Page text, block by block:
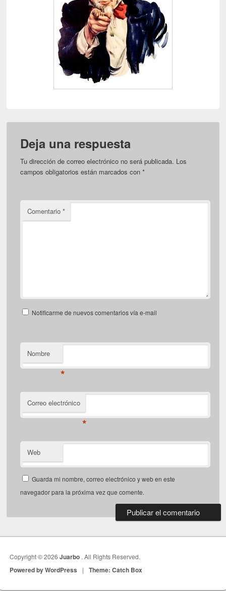
Deja una respuesta
Tu dirección de correo electrónico no será publicada. Los
campos obligatorios están marcados con*
Comentario*
Notificarme de nuevos comentarios vía e-mail
Nombre
*
Correo electrónico
*
Web
Guarda mi nombre, correo electrónico y web en este
navegador para la próxima vez que comente.
Copyright © 2026Juarbo . All Rights Reserved.
Powered by WordPress | Theme: Catch Box